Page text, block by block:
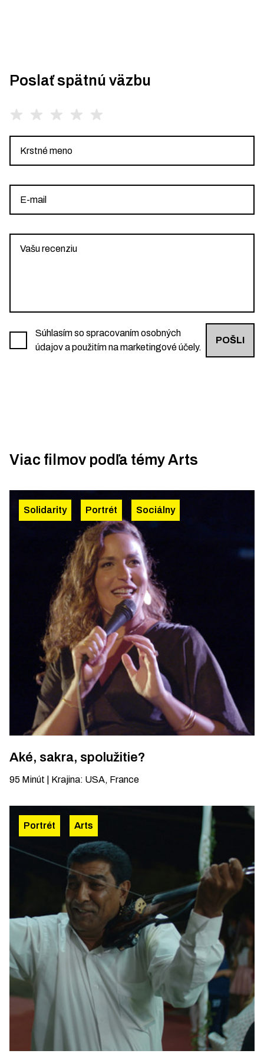
Poslať spätnú väzbu
Súhlasím so spracovaním osobných
údajov a použitím na marketingové účely.
POŠLI
Viac filmov podľa témyArts
Solidarity Portrét Sociálny
Aké, sakra, spolužitie?
95 Minút Krajina: USA, France
Portrét Arts